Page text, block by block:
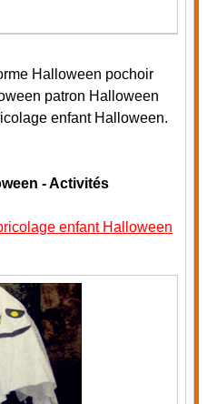
Halloween pochoir
patron Halloween
enfant Halloween.
- Activités
enfant Halloween